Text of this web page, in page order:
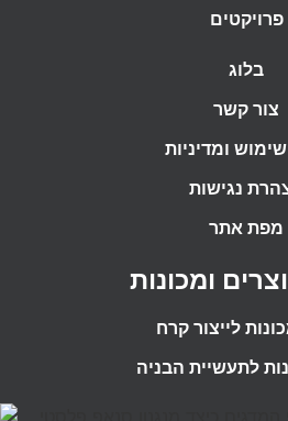
פרויקטים
בלוג
צור קשר
ומדיניות
נגישות
מפת אתר
ומכונות
לייצור קרח
לתעשיית הבניה